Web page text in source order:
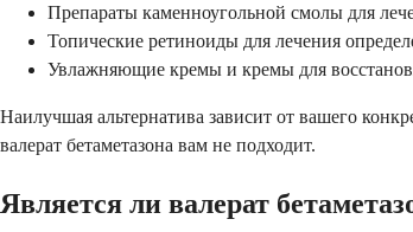
Препараты каменноугольной смолы для
Топические ретиноиды для лечения
Увлажняющие кремы и кремы для
Наилучшая альтернатива зависит от вашего
валерат бетаметазона вам не подходит.
Является ли валерат